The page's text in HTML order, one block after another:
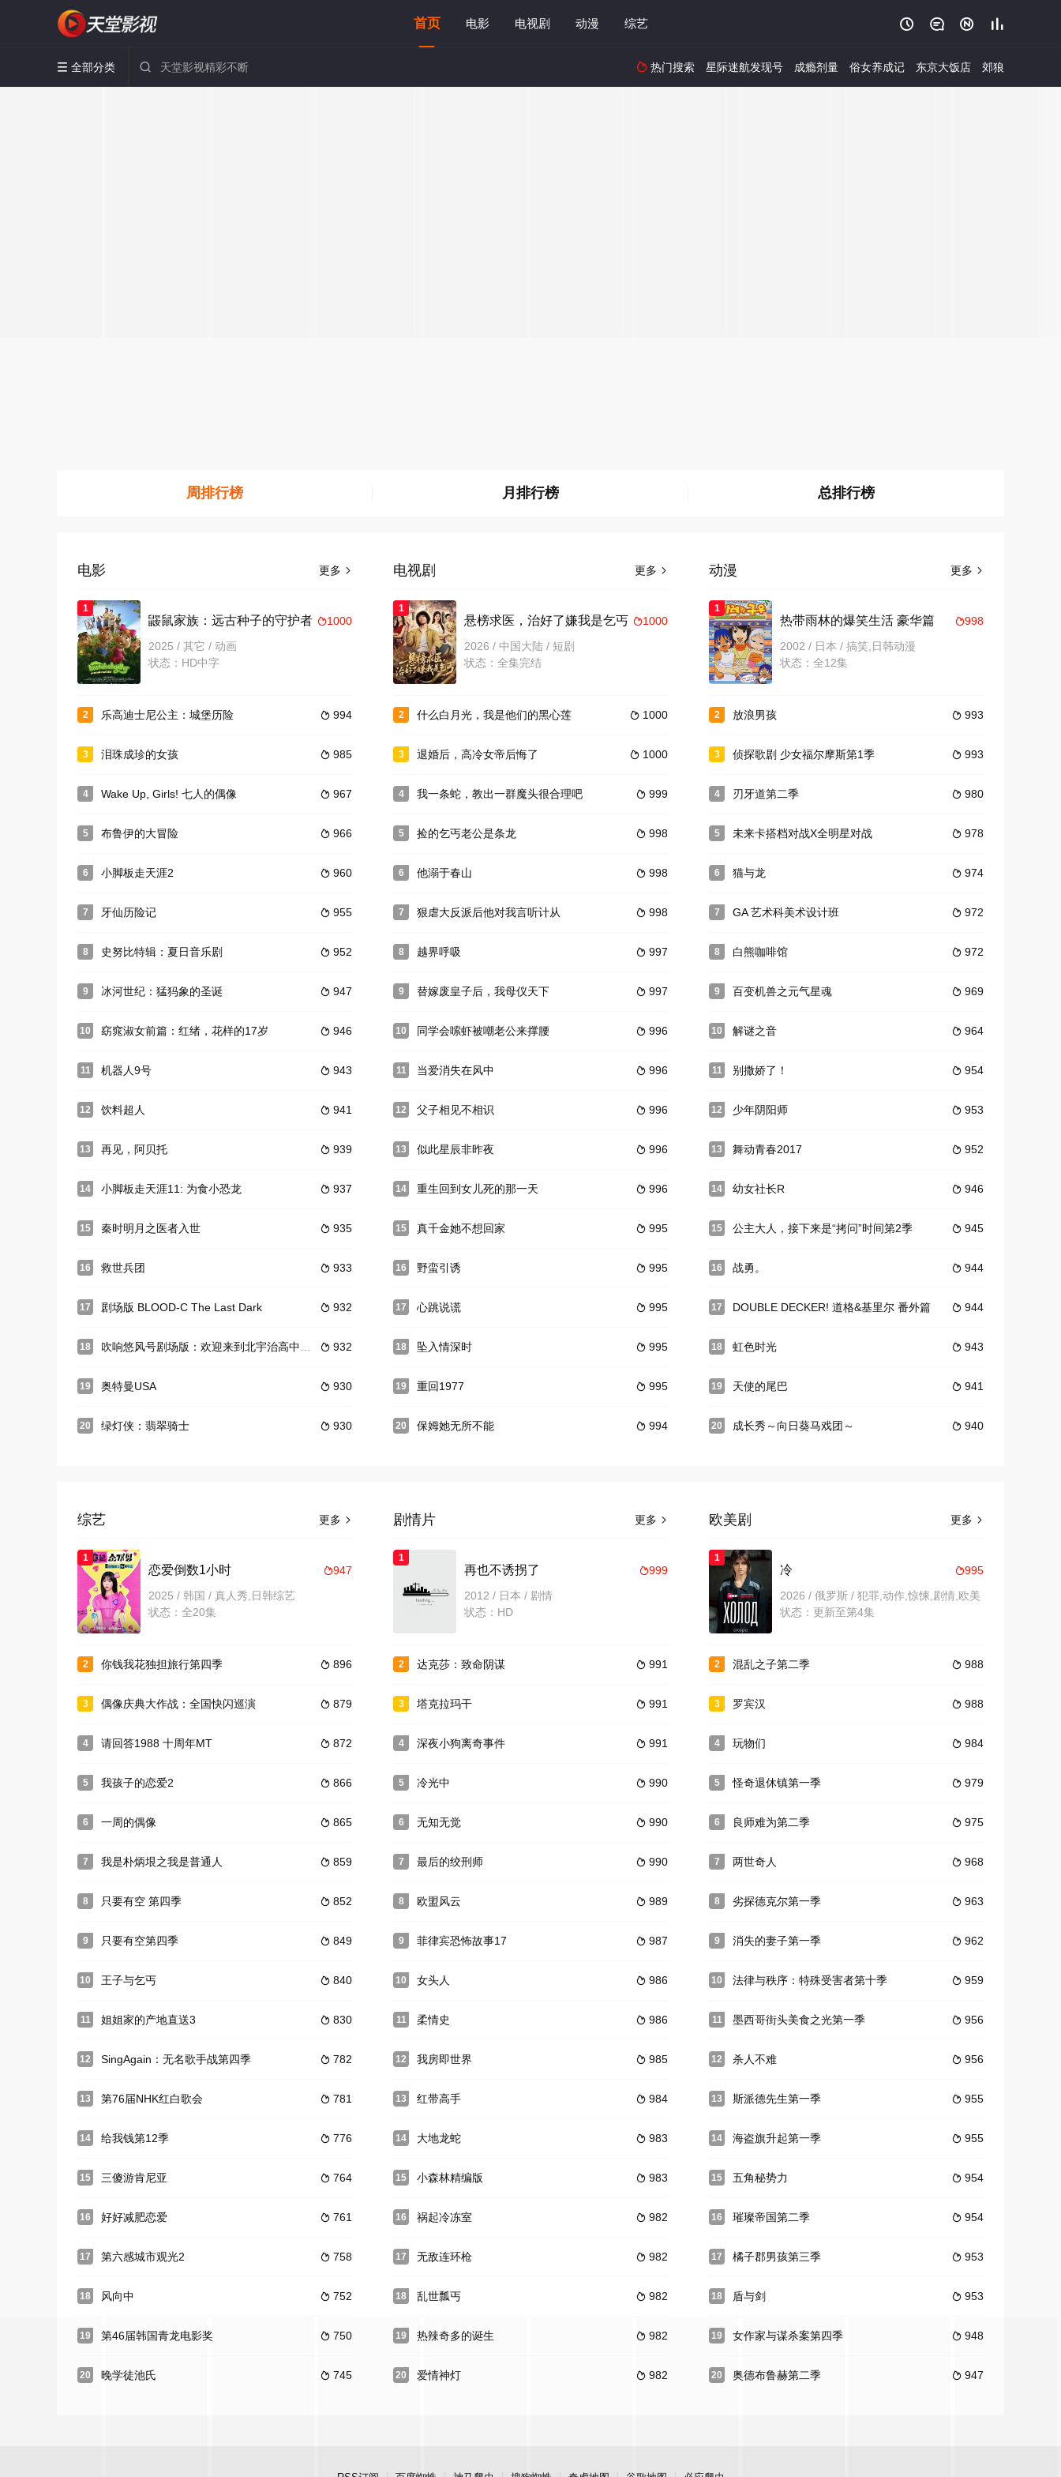
首页 电影 电视剧 动漫 综艺    
 全部分类   热门搜索 星际迷航发现号 成瘾剂量 俗女养成记 东京大饭店 郊狼
周排行榜 月排行榜 总排行榜
更多 
电影
1
1000
鼹鼠家族：远古种子的守护者
2025 / 其它 / 动画
状态：HD中字
2  994
乐高迪士尼公主：城堡历险
3  985
泪珠成珍的女孩
4  967
Wake Up, Girls! 七人的偶像
5  966
布鲁伊的大冒险
6  960
小脚板走天涯2
7  955
牙仙历险记
8  952
史努比特辑：夏日音乐剧
9  947
冰河世纪：猛犸象的圣诞
10  946
窈窕淑女前篇：红绪，花样的17岁
11  943
机器人9号
12  941
饮料超人
13  939
再见，阿贝托
14  937
小脚板走天涯11: 为食小恐龙
15  935
秦时明月之医者入世
16  933
救世兵团
17  932
剧场版 BLOOD-C The Last Dark
18  932
吹响悠风号剧场版：欢迎来到北宇治高中吹奏乐部
19  930
奥特曼USA
20  930
绿灯侠：翡翠骑士
更多 
电视剧
1
1000
悬榜求医，治好了嫌我是乞丐
2026 / 中国大陆 / 短剧
状态：全集完结
2  1000
什么白月光，我是他们的黑心莲
3  1000
退婚后，高冷女帝后悔了
4  999
我一条蛇，教出一群魔头很合理吧
5  998
捡的乞丐老公是条龙
6  998
他溺于春山
7  998
狠虐大反派后他对我言听计从
8  997
越界呼吸
9  997
替嫁废皇子后，我母仪天下
10  996
同学会嗦虾被嘲老公来撑腰
11  996
当爱消失在风中
12  996
父子相见不相识
13  996
似此星辰非昨夜
14  996
重生回到女儿死的那一天
15  995
真千金她不想回家
16  995
野蛮引诱
17  995
心跳说谎
18  995
坠入情深时
19  995
重回1977
20  994
保姆她无所不能
更多 
动漫
1
998
热带雨林的爆笑生活 豪华篇
2002 / 日本 / 搞笑,日韩动漫
状态：全12集
2  993
放浪男孩
3  993
侦探歌剧 少女福尔摩斯第1季
4  980
刃牙道第二季
5  978
未来卡搭档对战X全明星对战
6  974
猫与龙
7  972
GA 艺术科美术设计班
8  972
白熊咖啡馆
9  969
百变机兽之元气星魂
10  964
解谜之音
11  954
别撒娇了！
12  953
少年阴阳师
13  952
舞动青春2017
14  946
幼女社长R
15  945
公主大人，接下来是“拷问”时间第2季
16  944
战勇。
17  944
DOUBLE DECKER! 道格&基里尔 番外篇
18  943
虹色时光
19  941
天使的尾巴
20  940
成长秀～向日葵马戏团～
更多 
综艺
1
947
恋爱倒数1小时
2025 / 韩国 / 真人秀,日韩综艺
状态：全20集
2  896
你钱我花独担旅行第四季
3  879
偶像庆典大作战：全国快闪巡演
4  872
请回答1988 十周年MT
5  866
我孩子的恋爱2
6  865
一周的偶像
7  859
我是朴炳垠之我是普通人
8  852
只要有空 第四季
9  849
只要有空第四季
10  840
王子与乞丐
11  830
姐姐家的产地直送3
12  782
SingAgain：无名歌手战第四季
13  781
第76届NHK红白歌会
14  776
给我钱第12季
15  764
三傻游肯尼亚
16  761
好好减肥恋爱
17  758
第六感城市观光2
18  752
风向中
19  750
第46届韩国青龙电影奖
20  745
晚学徒池氏
更多 
剧情片
1
999
再也不诱拐了
2012 / 日本 / 剧情
状态：HD
2  991
达克莎：致命阴谋
3  991
塔克拉玛干
4  991
深夜小狗离奇事件
5  990
冷光中
6  990
无知无觉
7  990
最后的绞刑师
8  989
欧盟风云
9  987
菲律宾恐怖故事17
10  986
女头人
11  986
柔情史
12  985
我房即世界
13  984
红带高手
14  983
大地龙蛇
15  983
小森林精编版
16  982
祸起冷冻室
17  982
无敌连环枪
18  982
乱世瓢丐
19  982
热辣奇多的诞生
20  982
爱情神灯
更多 
欧美剧
1
995
冷
2026 / 俄罗斯 / 犯罪,动作,惊悚,剧情,欧美
状态：更新至第4集
2  988
混乱之子第二季
3  988
罗宾汉
4  984
玩物们
5  979
怪奇退休镇第一季
6  975
良师难为第二季
7  968
两世奇人
8  963
劣探德克尔第一季
9  962
消失的妻子第一季
10  959
法律与秩序：特殊受害者第十季
11  956
墨西哥街头美食之光第一季
12  956
杀人不难
13  955
斯派德先生第一季
14  955
海盗旗升起第一季
15  954
五角秘势力
16  954
璀璨帝国第二季
17  953
橘子郡男孩第三季
18  953
盾与剑
19  948
女作家与谋杀案第四季
20  947
奥德布鲁赫第二季